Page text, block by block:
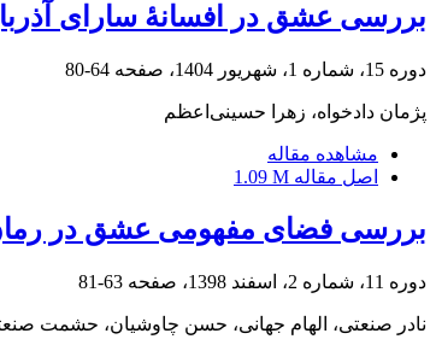
بررسی عشق در افسانۀ سارای
دوره 15، شماره 1، شهریور 1404، صفحه 64-80
پژمان دادخواه، زهرا حسینی‌اعظم
مشاهده مقاله
اصل مقاله 1.09 M
بررسی فضای مفهومی عشق در
دوره 11، شماره 2، اسفند 1398، صفحه 63-81
نادر صنعتی، الهام جهانی، حسن چاوشیان، حشمت